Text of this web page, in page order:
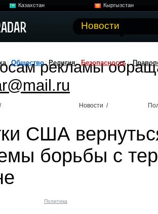
Казахстан
Кыргызстан
Новости
Общество Религия Безопасность
рекламы
/ Новости /
США
борьбы с
Политика